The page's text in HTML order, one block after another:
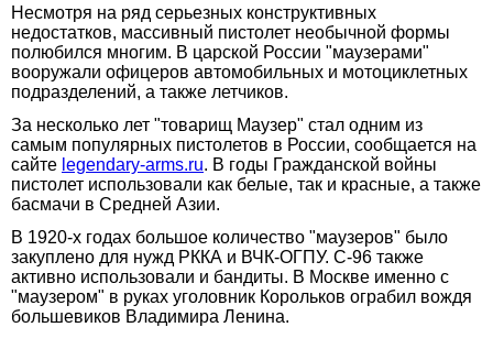
Несмотря на ряд серьезных конструктивных
недостатков, массивный пистолет необычной формы
полюбился многим. В царской России "маузерами"
вооружали офицеров автомобильных и мотоциклетных
подразделений, а также летчиков.
За несколько лет "товарищ Маузер" стал одним из
самым популярных пистолетов в России, сообщается на
сайте legendary-arms.ru. В годы Гражданской войны
пистолет использовали как белые, так и красные, а также
басмачи в Средней Азии.
В 1920-х годах большое количество "маузеров" было
закуплено для нужд РККА и ВЧК-ОГПУ. C-96 также
активно использовали и бандиты. В Москве именно с
"маузером" в руках уголовник Корольков ограбил вождя
большевиков Владимира Ленина.